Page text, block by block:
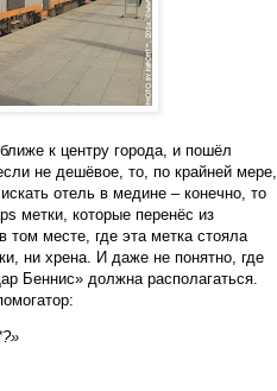
к центру города, и пошёл
не дешёвое, то, по крайней мере,
отель в медине – конечно, то
метки, которые перенёс из
том месте, где эта метка стояла
ни хрена. И даже не понятно, где
Беннис» должна располагаться.